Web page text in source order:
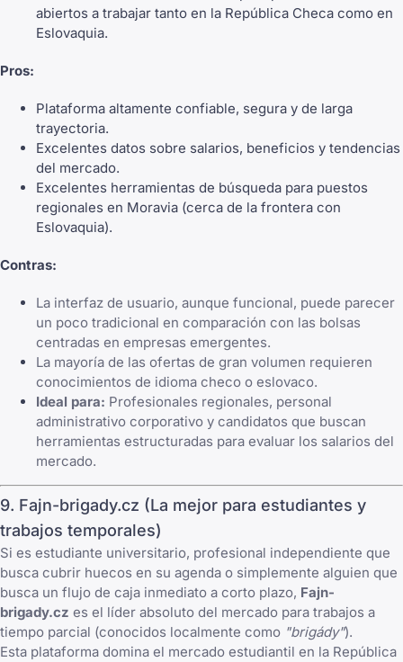
abiertos a trabajar tanto en la República Checa como en
Eslovaquia.
Pros:
Plataforma altamente confiable, segura y de larga
trayectoria.
Excelentes datos sobre salarios, beneficios y tendencias
del mercado.
Excelentes herramientas de búsqueda para puestos
regionales en Moravia (cerca de la frontera con
Eslovaquia).
Contras:
La interfaz de usuario, aunque funcional, puede parecer
un poco tradicional en comparación con las bolsas
centradas en empresas emergentes.
La mayoría de las ofertas de gran volumen requieren
conocimientos de idioma checo o eslovaco.
Ideal para: Profesionales regionales, personal
administrativo corporativo y candidatos que buscan
herramientas estructuradas para evaluar los salarios del
mercado.
9. Fajn-brigady.cz (La mejor para estudiantes y
trabajos temporales)
Si es estudiante universitario, profesional independiente que
busca cubrir huecos en su agenda o simplemente alguien que
busca un flujo de caja inmediato a corto plazo, Fajn-
brigady.cz es el líder absoluto del mercado para trabajos a
tiempo parcial (conocidos localmente como "brigády").
Esta plataforma domina el mercado estudiantil en la República